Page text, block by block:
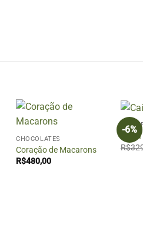
CHOCOLATES
Coração de Macarons
R$480,00
-6%
+
R$